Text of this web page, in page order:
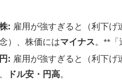
: 雇用が強すぎると（利下げ
）、株価にはマイナス。**「
: 雇用が強すぎると（利下げ
ドル安・円高。